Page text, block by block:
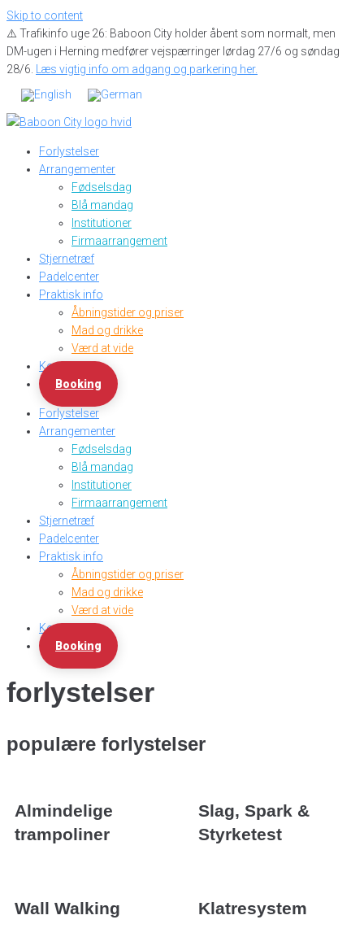
Skip to content
⚠️ Trafikinfo uge 26: Baboon City holder åbent som normalt, men
DM-ugen i Herning medfører vejspærringer lørdag 27/6 og søndag
28/6.
Læs vigtig info om adgang og parkering her.
Forlystelser
Arrangementer
Fødselsdag
Blå mandag
Institutioner
Firmaarrangement
Stjernetræf
Padelcenter
Praktisk info
Åbningstider og priser
Mad og drikke
Værd at vide
Kontakt
Booking
Forlystelser
Arrangementer
Fødselsdag
Blå mandag
Institutioner
Firmaarrangement
Stjernetræf
Padelcenter
Praktisk info
Åbningstider og priser
Mad og drikke
Værd at vide
Kontakt
Booking
forlystelser
populære forlystelser
Almindelige
trampoliner
Slag, Spark &
Styrketest
Wall Walking Klatresystem